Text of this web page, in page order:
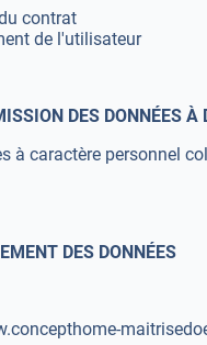
contrat
de l'utilisateur
DES DONNÉES À
à caractère personnel
DES DONNÉES